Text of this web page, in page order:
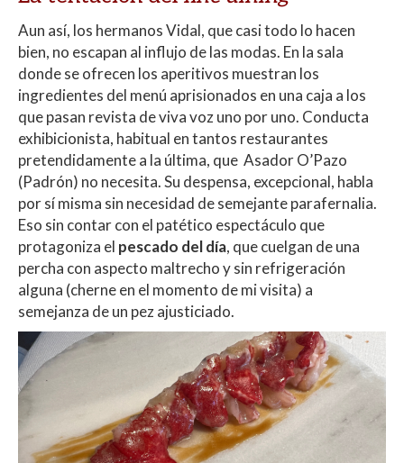
Aun así, los hermanos Vidal, que casi todo lo hacen
bien, no escapan al influjo de las modas. En la sala
donde se ofrecen los aperitivos muestran los
ingredientes del menú aprisionados en una caja a los
que pasan revista de viva voz uno por uno. Conducta
exhibicionista, habitual en tantos restaurantes
pretendidamente a la última, que Asador O’Pazo
(Padrón) no necesita. Su despensa, excepcional, habla
por sí misma sin necesidad de semejante parafernalia.
Eso sin contar con el patético espectáculo que
protagoniza el pescado del día, que cuelgan de una
percha con aspecto maltrecho y sin refrigeración
alguna (cherne en el momento de mi visita) a
semejanza de un pez ajusticiado.